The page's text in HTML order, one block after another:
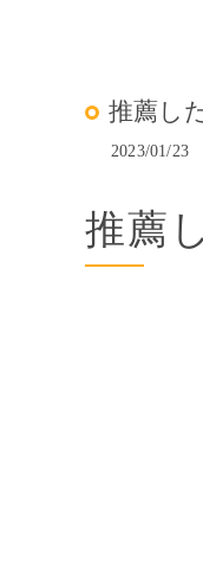
推薦し
2023/01/23
推薦